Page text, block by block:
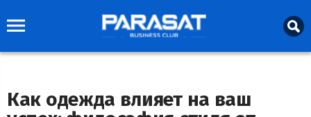
Как одежда влияет на ваш